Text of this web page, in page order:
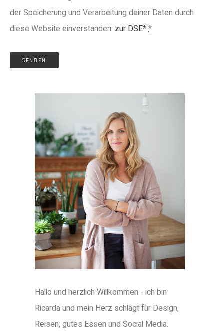
der Speicherung und Verarbeitung deiner Daten durch
diese Website einverstanden. zur DSE* *
Hallo und herzlich Willkommen - ich bin
Ricarda und mein Herz schlägt für Design,
Reisen, gutes Essen und Social Media.